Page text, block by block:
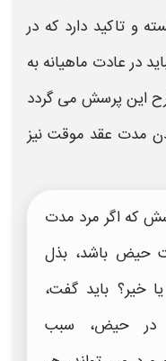
و تاکید دارد که در
در عادت ماهیانه به
این پرسش می گردد
مدت عقد موقت نیز
که اگر مرد مدت
حیض باشد، بذل
خیر؟ باید گفت،
در حیض، سبب